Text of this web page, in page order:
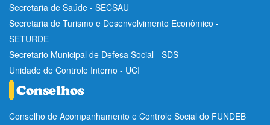
Secretaria de Saúde - SECSAU
Secretaria de Turismo e Desenvolvimento Econômico -
SETURDE
Secretario Municipal de Defesa Social - SDS
Unidade de Controle Interno - UCI
Conselho de Acompanhamento e Controle Social do FUNDEB